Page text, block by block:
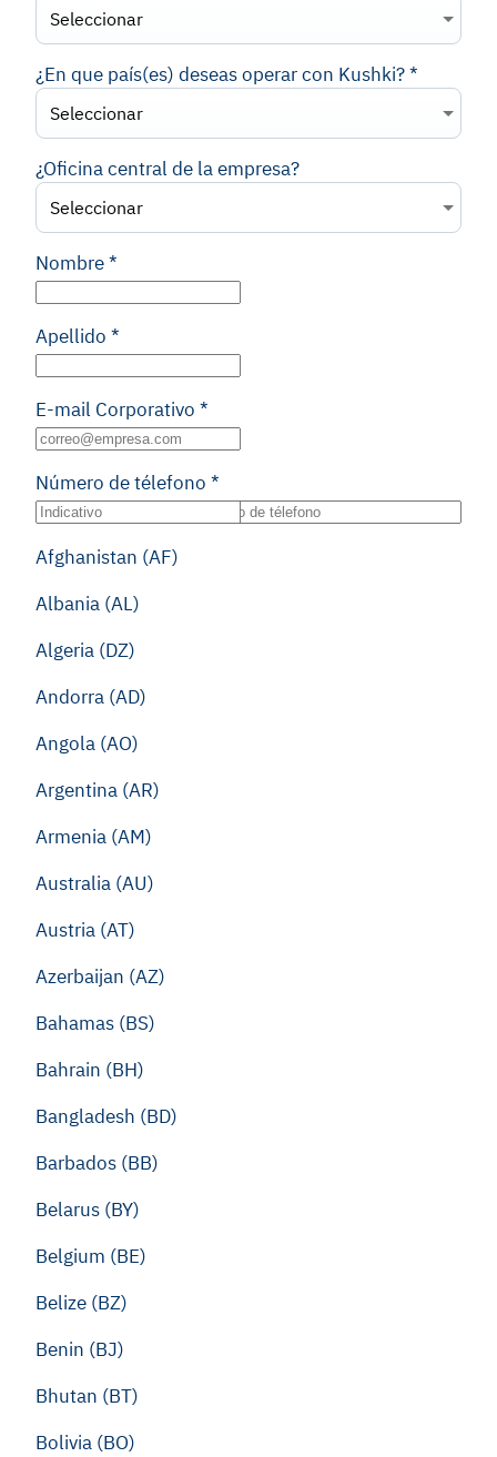
Seleccionar
¿En que país(es) deseas operar con Kushki?*
Seleccionar
¿Oficina central de la empresa?
Seleccionar
Nombre*
Apellido *
E-mail Corporativo *
Número de télefono *
Afghanistan (AF)
Albania (AL)
Algeria (DZ)
Andorra (AD)
Angola (AO)
Argentina (AR)
Armenia (AM)
Australia (AU)
Austria (AT)
Azerbaijan (AZ)
Bahamas (BS)
Bahrain (BH)
Bangladesh (BD)
Barbados (BB)
Belarus (BY)
Belgium (BE)
Belize (BZ)
Benin (BJ)
Bhutan (BT)
Bolivia (BO)